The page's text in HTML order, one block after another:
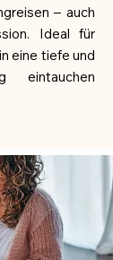
– auch
Ideal für
eine tiefe und
eintauchen